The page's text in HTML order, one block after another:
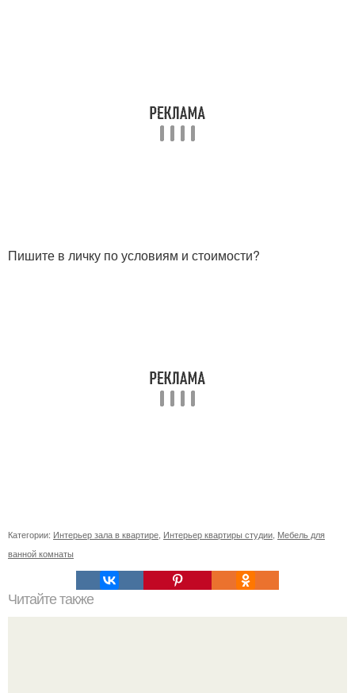
Пишите в личку по условиям и стоимости?
Категории: Интерьер зала в квартире Интерьер квартиры студии Мебель для
ванной комнаты
Читайте также